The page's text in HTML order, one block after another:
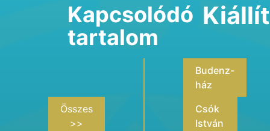
Kapcsolódó
tartalom
Összes
>>
Budenz-
ház
Csók
István